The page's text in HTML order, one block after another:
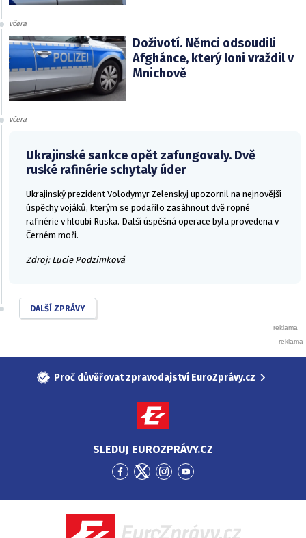
včera
Doživotí. Němci odsoudili
Afghánce, který loni vraždil v
Mnichově
včera
Ukrajinské sankce opět zafungovaly. Dvě
ruské rafinérie schytaly úder
Ukrajinský prezident Volodymyr Zelenskyj upozornil na nejnovější
úspěchy vojáků, kterým se podařilo zasáhnout dvě ropné
rafinérie v hloubi Ruska. Další úspěšná operace byla provedena v
Černém moři.
Zdroj: Lucie Podzimková
DALŠÍ ZPRÁVY
Proč důvěřovat zpravodajství EuroZprávy.cz
SLEDUJ EUROZPRÁVY.CZ
Přejít
Facebook
Přejít
Twitter
Přejít
Instagram
Přejít
YouTube
EuroZprávy.cz